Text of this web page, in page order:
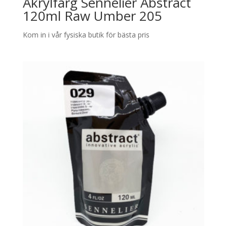
120ml Raw Umber 205
Kom in i vår fysiska butik för bästa pris